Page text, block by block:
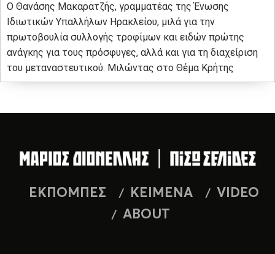
Ο Θανάσης Μακαρατζής, γραμματέας της Ένωσης
Ιδιωτικών Υπαλλήλων Ηρακλείου, μιλά για την
πρωτοβουλία συλλογής τροφίμων και ειδών πρώτης
ανάγκης για τους πρόσφυγες, αλλά και για τη διαχείριση
του μεταναστευτικού. Μιλώντας στο Θέμα Κρήτης
ΕΚΠΟΜΠΕΣ ΚΕΙΜΕΝΑ
VIDEO
ABOUT